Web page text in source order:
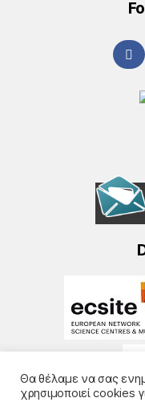
Θα θέλαμε να σας
χρησιμοποιεί cookies